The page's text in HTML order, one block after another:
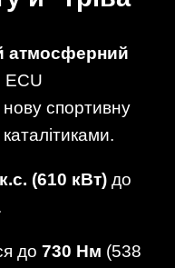
атмосферний
ECU
спортивну
(610 кВт) до
до 730 Нм (538